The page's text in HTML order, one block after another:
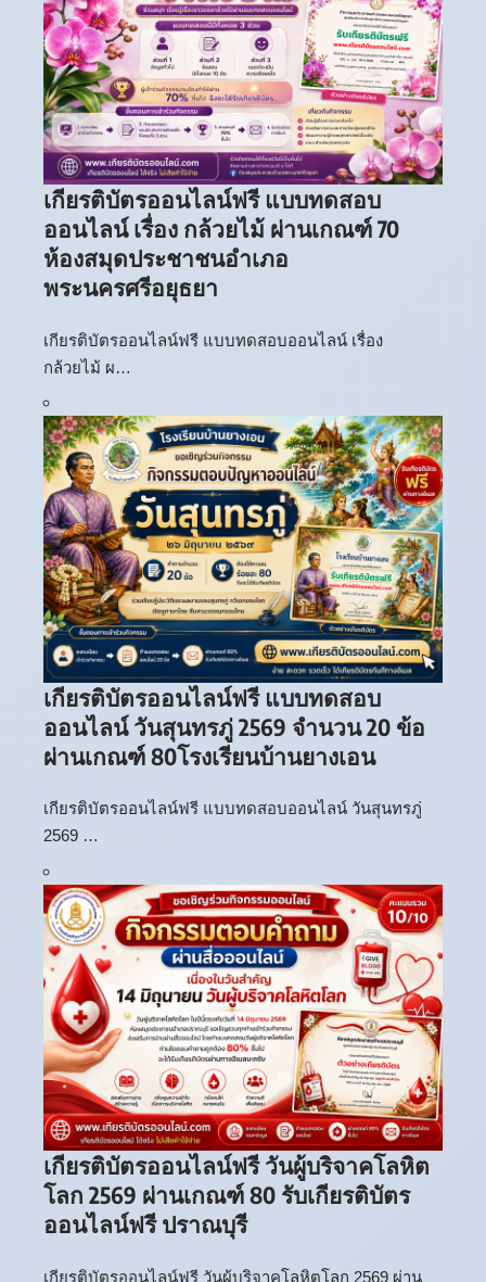
เกียรติบัตรออนไลน์ฟรี แบบทดสอบ
ออนไลน์ เรื่อง กล้วยไม้ ผ่านเกณฑ์ 70
ห้องสมุดประชาชนอำเภอ
พระนครศรีอยุธยา
เกียรติบัตรออนไลน์ฟรี แบบทดสอบออนไลน์ เรื่อง
กล้วยไม้ ผ…
เกียรติบัตรออนไลน์ฟรี แบบทดสอบ
ออนไลน์ วันสุนทรภู่ 2569 จำนวน 20 ข้อ
ผ่านเกณฑ์ 80โรงเรียนบ้านยางเอน
เกียรติบัตรออนไลน์ฟรี แบบทดสอบออนไลน์ วันสุนทรภู่
2569 …
เกียรติบัตรออนไลน์ฟรี วันผู้บริจาคโลหิต
โลก 2569 ผ่านเกณฑ์ 80 รับเกียรติบัตร
ออนไลน์ฟรี ปราณบุรี
เกียรติบัตรออนไลน์ฟรี วันผู้บริจาคโลหิตโลก 2569 ผ่าน